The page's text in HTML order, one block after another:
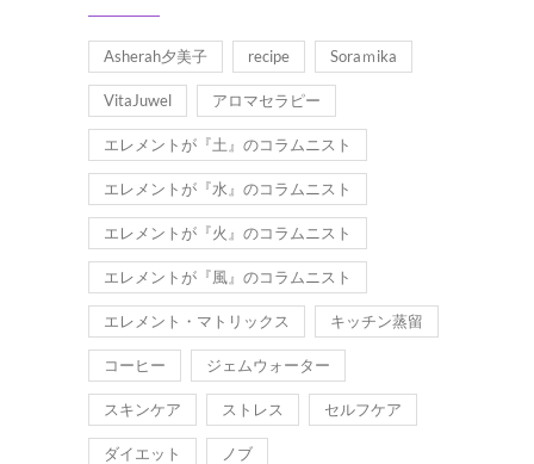
Asherah夕美子 recipe Soraｍika
VitaJuwel アロマセラピー
エレメントが『土』のコラムニスト
エレメントが『水』のコラムニスト
エレメントが『火』のコラムニスト
エレメントが『風』のコラムニスト
エレメント・マトリックス キッチン蒸留
コーヒー ジェムウォーター
スキンケア ストレス セルフケア
ダイエット ノブ